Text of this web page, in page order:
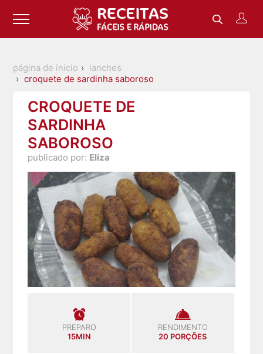
página de inicio
lanches
croquete de sardinha saboroso
CROQUETE DE
SARDINHA
SABOROSO
publicado por: Eliza
PREPARO
15MIN
RENDIMENTO
20 PORÇÕES